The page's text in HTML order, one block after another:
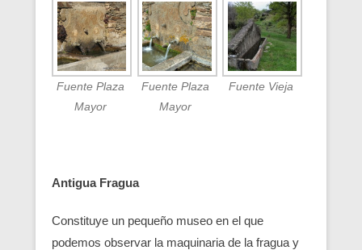
Fuente Plaza
Mayor
Fuente Plaza
Mayor
Fuente Vieja
Antigua Fragua
Constituye un pequeño museo en el que
podemos observar la maquinaria de la fragua y